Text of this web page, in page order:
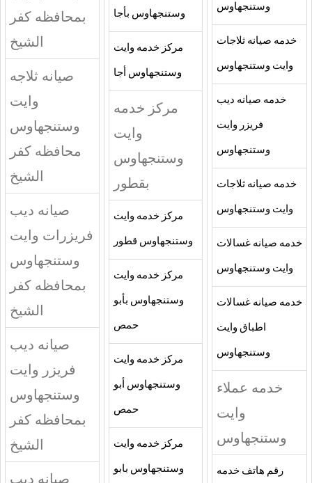
وستنجهاوس
خدمه صيانه ثلاجات
وايت وستنجهاوس
خدمه صيانه ديب
فريزر وايت
وستنجهاوس
خدمه صيانه ثلاجات
وايت وستنجهاوس
خدمه صيانه غسالات
وايت وستنجهاوس
خدمه صيانه غسالات
اطباق وايت
وستنجهاوس
خدمه عملاء
وايت
وستنجهاوس
رقم هاتف خدمه
وستنجهاوس بأجا
مركز خدمه وايت
وستنجهاوس أجا
مركز خدمه
وايت
وستنجهاوس
بقطور
مركز خدمه وايت
وستنجهاوس قطور
مركز خدمه وايت
وستنجهاوس بأبو
حمص
مركز خدمه وايت
وستنجهاوس أبو
حمص
مركز خدمه وايت
وستنجهاوس بابو
بمحافظه كفر
الشيخ
صيانه ثلاجه
وايت
وستنجهاوس
محافظه كفر
الشيخ
صيانه ديب
فريزرات وايت
وستنجهاوس
بمحافظه كفر
الشيخ
صيانه ديب
فريزر وايت
وستنجهاوس
بمحافظه كفر
الشيخ
صيانه ديب